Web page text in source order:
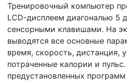
Тренировочный компьютер
LCD-дисплеем диагональю 5
сенсорными клавишами. На
выводятся все основные
время, скорость, дистанция,
потраченные калории и пульс.
предустановленных